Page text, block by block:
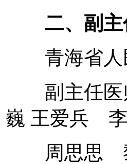
二、副
青海省人
副主任医
巍 王爱兵
周思思